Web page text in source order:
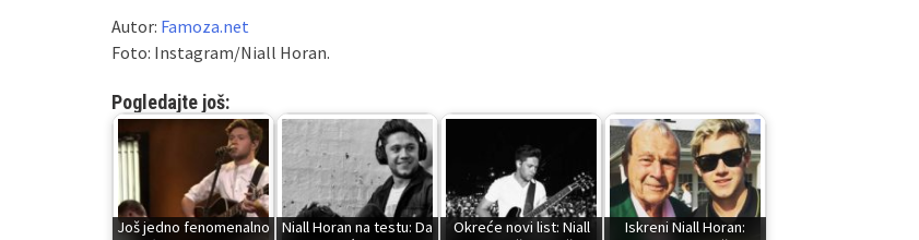
Autor: Famoza.net
Foto: Instagram/Niall Horan.
Pogledajte još:
Još jedno fenomenalno
Niall Horan na testu: Da
Okreće novi list: Niall
Iskreni Niall Horan: